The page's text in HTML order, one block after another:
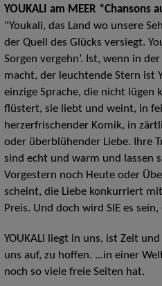
YOUKALI am MEER *Chansons
"Youkali, das Land wo unsere
der Quell des Glücks versiegt.
Sorgen vergehn’. Ist, wenn in
macht, der leuchtende Stern ist
einzige Sprache, die nicht lügen
flüstert, sie liebt und weint, in
herzerfrischender Komik, in
oder überblühender Liebe. Ihre
sind echt und warm und lassen
Vorgestern noch Heute oder
scheint, die Liebe konkurriert
Preis. Und doch wird SIE es sein,
YOUKALI liegt in uns, ist Zeit
uns auf, zu hoffen. ...in einer
noch so viele freie Seiten hat.